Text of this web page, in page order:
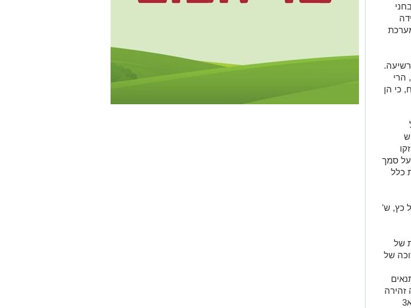
אמינה, הרי
כי הן
על סמך
כלל
כץ, ש'
של
ארוכה של
זהירה
ומדוקדקת של כלל הראיות, מביאים למסקנה, מעל לספק סביר, כי מערכת א3